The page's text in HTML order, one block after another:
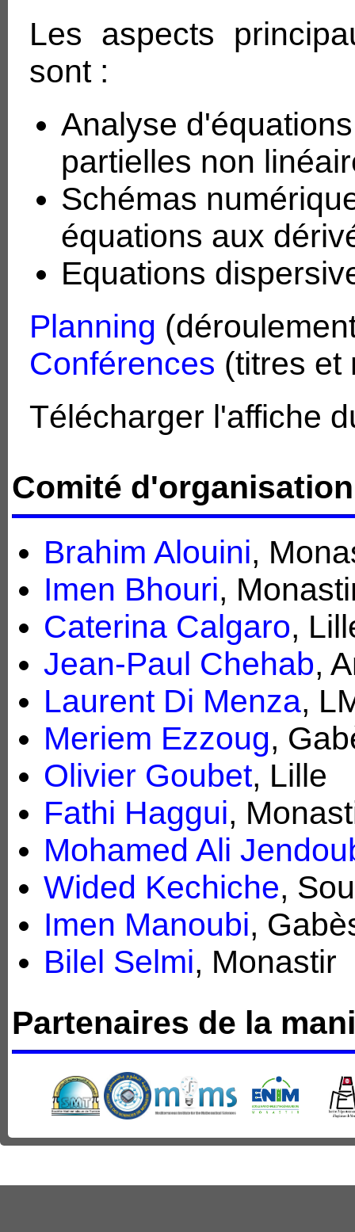
Les aspects
sont :
Analyse
partielles non
Schémas
équations aux
Equations
Planning
Conférences (titres et
Télécharger l'affiche
Comité d'organisation
Brahim Alouini,
Imen Bhouri,
Caterina Calgaro,
Jean-Paul Chehab,
Laurent Di Menza,
Meriem Ezzoug,
Olivier Goubet, Lille
Fathi Haggui,
Mohamed Ali
Wided Kechiche,
Imen Manoubi,
Bilel Selmi, Monastir
Partenaires de la